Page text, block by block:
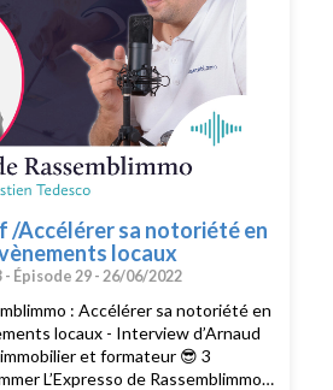
Accélérer sa notoriété en
locaux
- Épisode 29 - 26/06/2022
: Accélérer sa notoriété en
locaux - Interview d’Arnaud
et formateur 😎 3
L’Expresso de Rassemblimmo